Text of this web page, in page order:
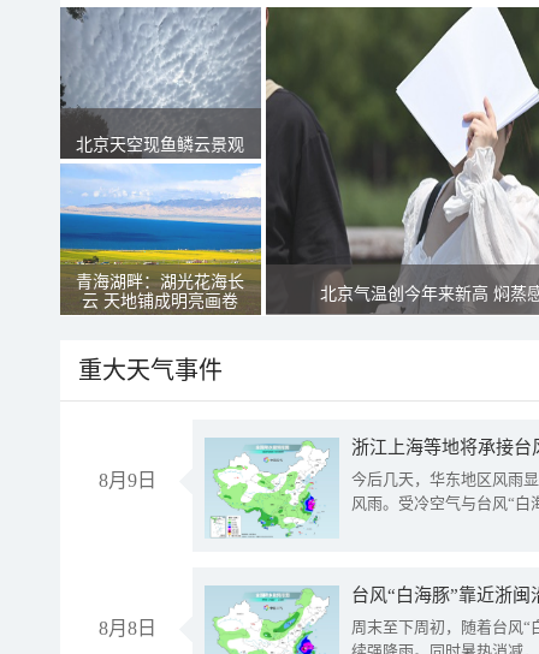
北京天空现鱼鳞云景观
青海湖畔：湖光花海长
云 天地铺成明亮画卷
北京气温创今年来新高 焖蒸
重大天气事件
8月9日
浙江上海等地将承接台
今后几天，华东地区风雨
风雨。受冷空气与台风“白
8月8日
台风“白海豚”靠近浙
周末至下周初，随着台风“